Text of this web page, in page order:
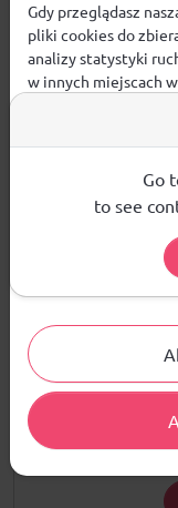
metek
Nie ma
Nie ma
Gdy przeglądasz
pliki cookies do
analizy statystyki
w innych miejscach
używanych plików
Aby dowiedzieć się
wykorzystujemy
Go
to see